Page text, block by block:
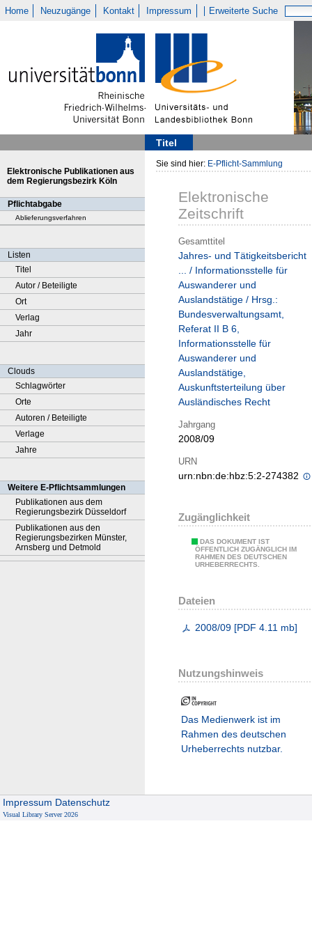
Home Neuzugänge Kontakt Impressum Erweiterte Suche
Titel
Elektronische Publikationen aus
dem Regierungsbezirk Köln
Pflichtabgabe
Ablieferungsverfahren
Listen
Titel
Autor / Beteiligte
Ort
Verlag
Jahr
Clouds
Schlagwörter
Orte
Autoren / Beteiligte
Verlage
Jahre
Weitere E-Pflichtsammlungen
Publikationen aus dem
Regierungsbezirk Düsseldorf
Publikationen aus den
Regierungsbezirken Münster,
Arnsberg und Detmold
Sie sind hier: E-Pflicht-Sammlung
Elektronische
Zeitschrift
Gesamttitel
Jahres- und Tätigkeitsbericht
... / Informationsstelle für
Auswanderer und
Auslandstätige / Hrsg.:
Bundesverwaltungsamt,
Referat II B 6,
Informationsstelle für
Auswanderer und
Auslandstätige,
Auskunftsterteilung über
Ausländisches Recht
Jahrgang
2008/09
URN
urn:nbn:de:hbz:5:2-274382
Zugänglichkeit
DAS DOKUMENT IST
ÖFFENTLICH ZUGÄNGLICH IM
RAHMEN DES DEUTSCHEN
URHEBERRECHTS.
Dateien
2008/09 [PDF 4.11 mb]
Nutzungshinweis
Das Medienwerk ist im
Rahmen des deutschen
Urheberrechts nutzbar.
Impressum Datenschutz
Visual Library Server 2026